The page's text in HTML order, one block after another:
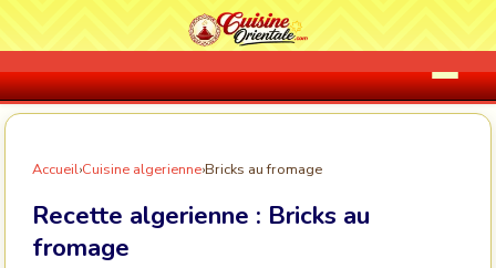
Accueil›Cuisine algerienne›Bricks au fromage
Recette algerienne : Bricks au
fromage